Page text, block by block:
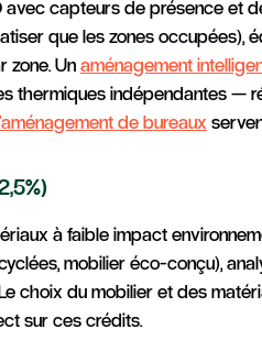
avec capteurs de présence et
que les zones occupées),
zone. Unaménagement
thermiques indépendantes —
de bureaux
à faible impact
mobilier éco-conçu),
choix du mobilier et des
sur ces crédits.